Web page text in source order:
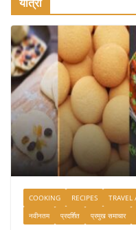
COOKING RECIPES TRAVEL
नवीनतम
प्रदर्शित प्रमुख समाचार